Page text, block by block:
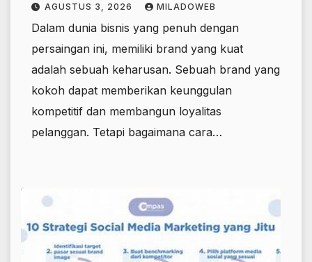
AGUSTUS 3, 2026 MILADOWEB
Dalam dunia bisnis yang penuh dengan
persaingan ini, memiliki brand yang kuat
adalah sebuah keharusan. Sebuah brand yang
kokoh dapat memberikan keunggulan
kompetitif dan membangun loyalitas
pelanggan. Tetapi bagaimana cara…